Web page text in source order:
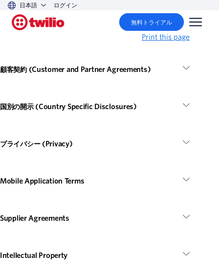
日本語 ログイン
無料トライアル
Print this page
顧客契約 (Customer and Partner Agreements)
国別の開示 (Country Specific Disclosures)
プライバシー (Privacy)
Mobile Application Terms
Supplier Agreements
Intellectual Property